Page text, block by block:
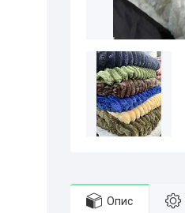
Опис